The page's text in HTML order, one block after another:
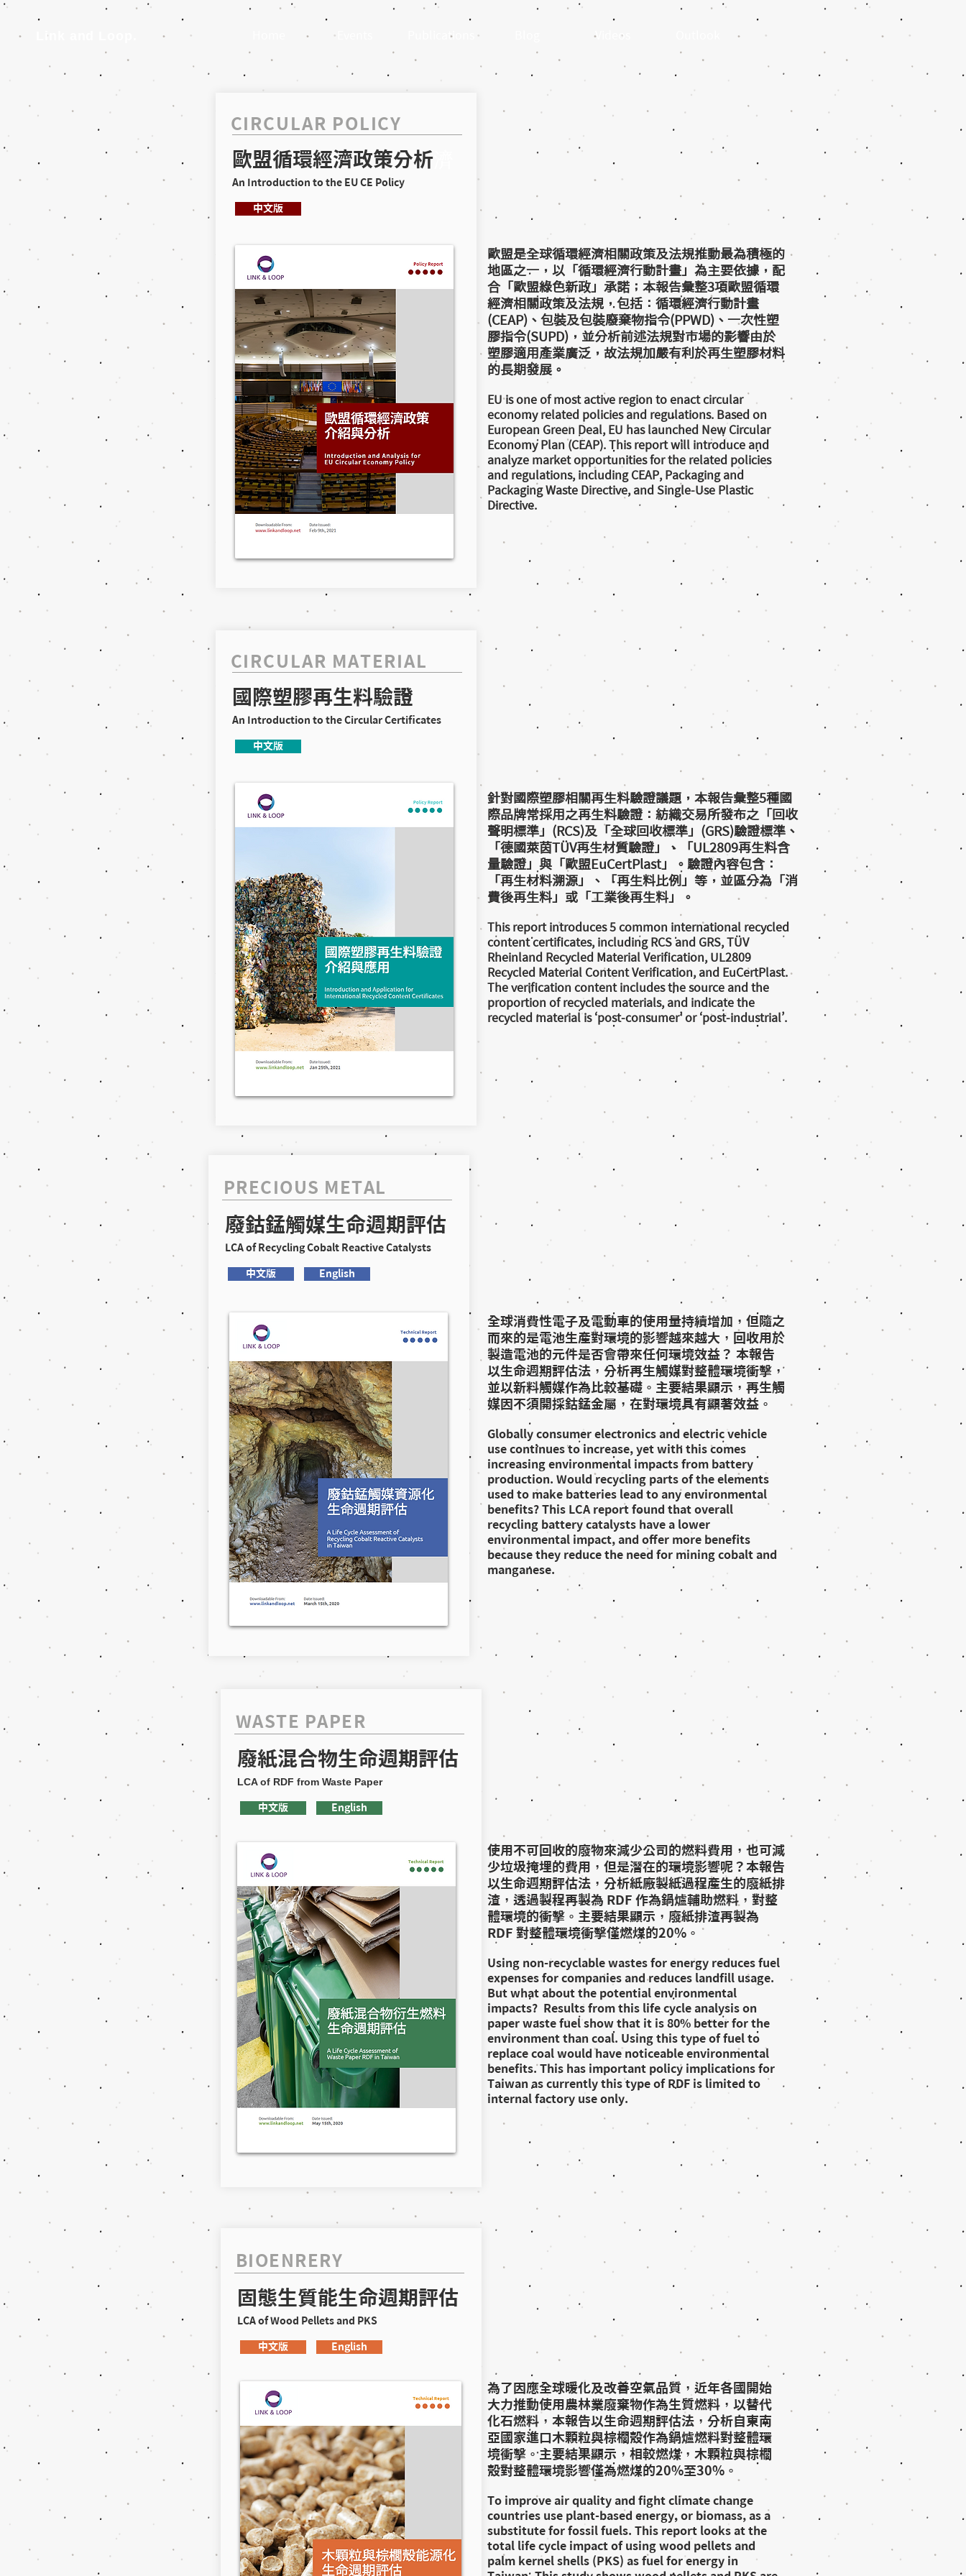
Link and Loop. Publications Videos
CIRCULAR POLICY
歐盟循環經濟政策分析濟
​An Introduction to the EU CE Policy
中文版
歐盟是全球循環經濟相關政策及法規推動最為積極的
地區之一，以「循環經濟行動計畫」為主要依據，配
合「歐盟綠色新政」承諾；本報告彙整3項歐盟循環
經濟相關政策及法規，包括：循環經濟行動計畫
(CEAP)、包裝及包裝廢棄物指令(PPWD)、一次性塑
膠指令(SUPD)，並分析前述法規對市場的影響由於
塑膠適用產業廣泛，故法規加嚴有利於再生塑膠材料
的長期發展。
EU is one of most active region to enact circular
economy related policies and regulations. Based on
European Green Deal, EU has launched New Circular
Economy Plan (CEAP). This report will introduce and
analyze market opportunities for the related policies
and regulations, including CEAP, Packaging and
Packaging Waste Directive, and Single-Use Plastic
Directive.
CIRCULAR MATERIAL
國際塑膠再生料驗證
​An Introduction to the Circular Certificates
中文版
針對國際塑膠相關再生料驗證議題，本報告彙整5種國
際品牌常採用之再生料驗證：紡織交易所發布之「回收
聲明標準」(RCS)及「全球回收標準」(GRS)驗證標準、
「德國萊茵TÜV再生材質驗證」、「UL2809再生料含
量驗證」與「歐盟EuCertPlast」。驗證內容包含：
「再生材料溯源」、「再生料比例」等，並區分為「消
費後再生料」或「工業後再生料」。
This report introduces 5 common international recycled
content certificates, including RCS and GRS, TÜV
Rheinland Recycled Material Verification, UL2809
Recycled Material Content Verification, and EuCertPlast.
The verification content includes the source and the
proportion of recycled materials, and indicate the
recycled material is ‘post-consumer’ or ‘post-industrial’.
PRECIOUS METAL
廢鈷錳觸媒生命週期評估
LCA of Recycling Cobalt Reactive Catalysts ​
中文版 English
全球消費性電子及電動車的使用量持續增加，但隨之
而來的是電池生產對環境的影響越來越大，回收用於
製造電池的元件是否會帶來任何環境效益？ 本報告
以生命週期評估法，分析再生觸媒對整體環境衝擊，
並以新料觸媒作為比較基礎。主要結果顯示，再生觸
媒因不須開採鈷錳金屬，在對環境具有顯著效益。
Globally consumer electronics and electric vehicle
use continues to increase, yet with this comes
increasing environmental impacts from battery
production. Would recycling parts of the elements
used to make batteries lead to any environmental
benefits? This LCA report found that overall
recycling battery catalysts have a lower
environmental impact, and offer more benefits
because they reduce the need for mining cobalt and
manganese.
WASTE PAPER
廢紙混合物生命週期評估
LCA of RDF from Waste Paper​
中文版 English
使用不可回收的廢物來減少公司的燃料費用，也可減
少垃圾掩埋的費用，但是潛在的環境影響呢？本報告
以生命週期評估法，分析紙廠製紙過程產生的廢紙排
渣，透過製程再製為 RDF 作為鍋爐輔助燃料，對整
體環境的衝擊。主要結果顯示，廢紙排渣再製為
RDF 對整體環境衝擊僅燃煤的20%。
Using non-recyclable wastes for energy reduces fuel
expenses for companies and reduces landfill usage.
But what about the potential environmental
impacts? Results from this life cycle analysis on
paper waste fuel show that it is 80% better for the
environment than coal. Using this type of fuel to
replace coal would have noticeable environmental
benefits. This has important policy implications for
Taiwan as currently this type of RDF is limited to
internal factory use only.
BIOENRERY
固態生質能生命週期評估
LCA of Wood Pellets and PKS ​
中文版 English
為了因應全球暖化及改善空氣品質，近年各國開始
大力推動使用農林業廢棄物作為生質燃料，以替代
化石燃料，本報告以生命週期評估法，分析自東南
亞國家進口木顆粒與棕櫚殼作為鍋爐燃料對整體環
境衝擊。主要結果顯示，相較燃煤，木顆粒與棕櫚
殼對整體環境影響僅為燃煤的20%至30%。
To improve air quality and fight climate change
countries use plant-based energy, or biomass, as a
substitute for fossil fuels. This report looks at the
total life cycle impact of using wood pellets and
palm kernel shells (PKS) as fuel for energy in